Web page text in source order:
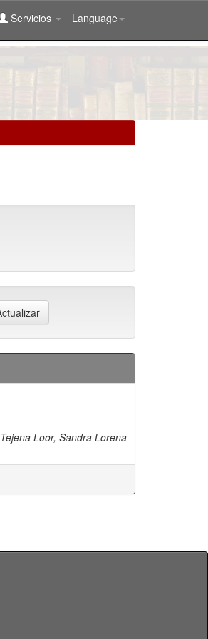
Language
Servicios
Tejena Loor, Sandra Lorena